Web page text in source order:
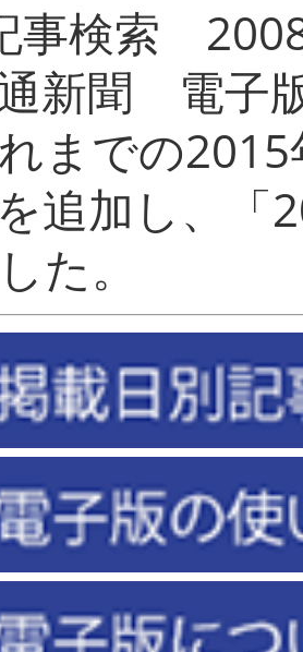
事検索
新聞 電子
までの
追加し、「
まし